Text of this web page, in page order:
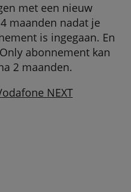
met een nieuw
maanden nadat je
is ingegaan. En
abonnement kan
2 maanden.
NEXT